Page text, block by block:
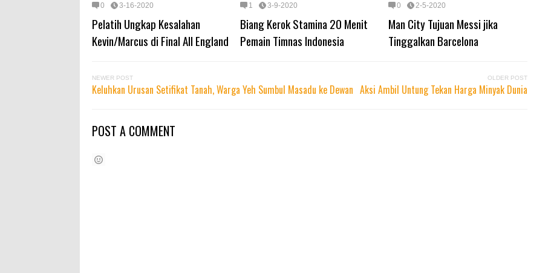
0 3-16-2020
Pelatih Ungkap Kesalahan
Kevin/Marcus di Final All England
1 3-9-2020
Biang Kerok Stamina 20 Menit
Pemain Timnas Indonesia
0 2-5-2020
Man City Tujuan Messi jika
Tinggalkan Barcelona
NEWER POST
Keluhkan Urusan Setifikat Tanah, Warga Yeh Sumbul Masadu ke Dewan
OLDER POST
Aksi Ambil Untung Tekan Harga Minyak Dunia
POST A COMMENT